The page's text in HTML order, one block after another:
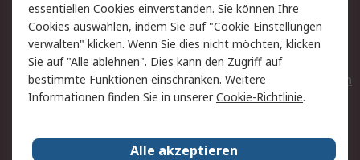
AGB
Datenschutz
Cookie-Richtlinie
Zahlungsbedingungen
Copyright/Impressum
Entsorgung
Elektrogeräte/Batterien
RS weltweit
essentiellen Cookies einverstanden. Sie können Ihre
Cookies auswählen, indem Sie auf "Cookie Einstellungen
verwalten" klicken. Wenn Sie dies nicht möchten, klicken
Sie auf "Alle ablehnen". Dies kann den Zugriff auf
bestimmte Funktionen einschränken. Weitere
Informationen finden Sie in unsererCookie-Richtlinie.
Alle akzeptieren